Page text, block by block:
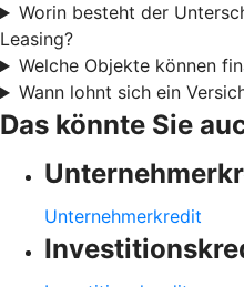
Worin besteht der
Leasing?
Welche Objekte können
Wann lohnt sich ein
Das könnte Sie
Unternehmerkredit